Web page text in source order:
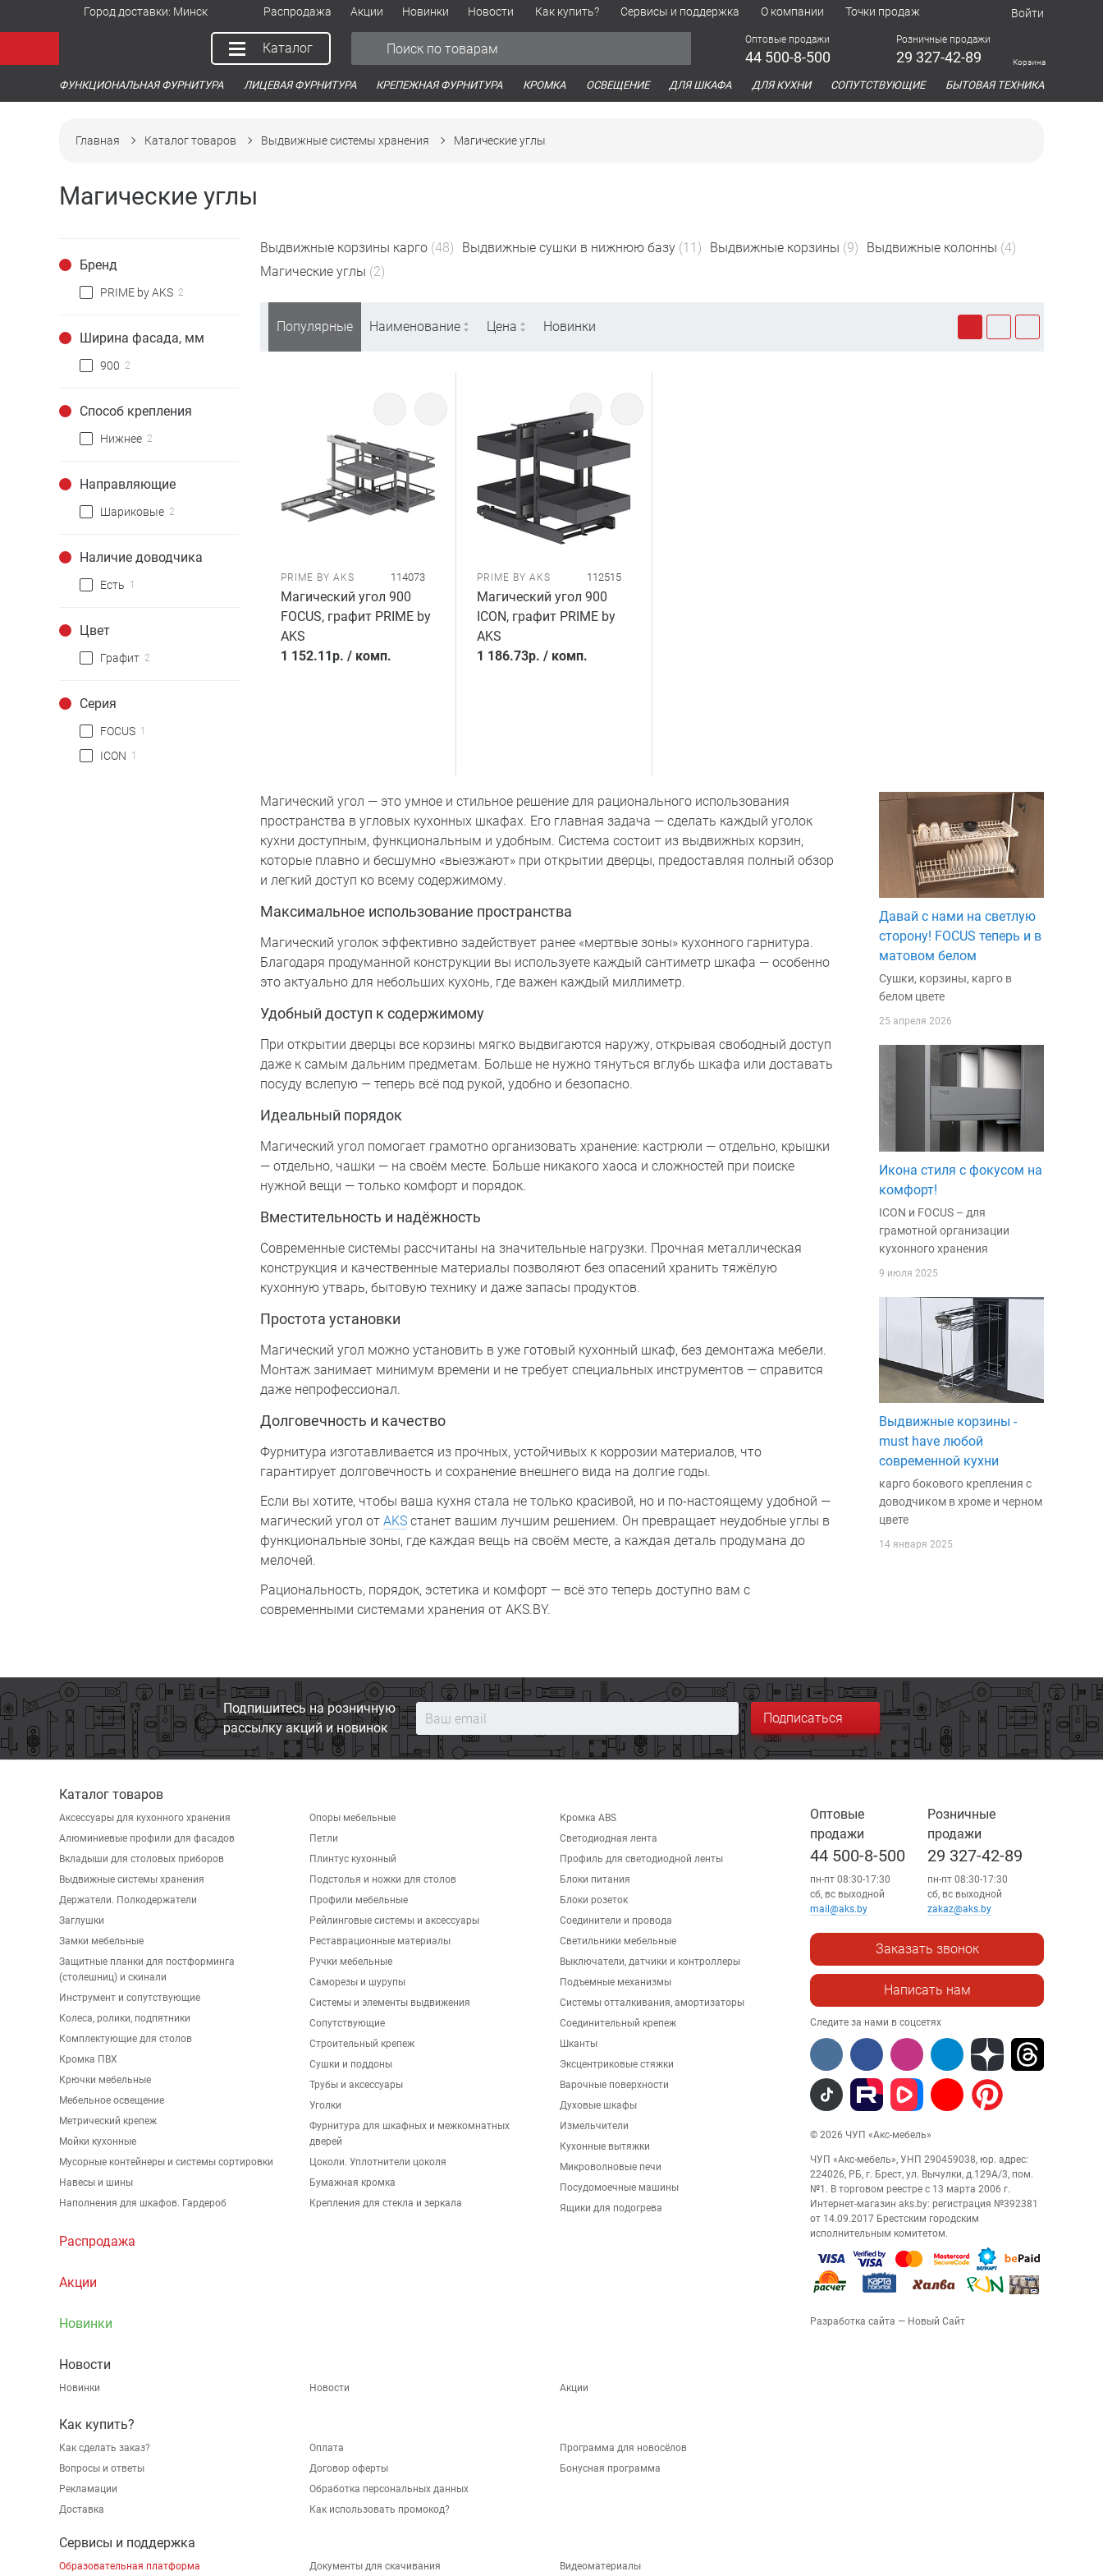
Город доставки: Минск Распродажа Акции Новинки Новости Как купить? Сервисы и поддержка О компании Точки продаж Войти
Каталог
Оптовые продажи
44 500-8-500
Розничные продажи
29 327-42-89 Корзина
ФУНКЦИОНАЛЬНАЯ ФУРНИТУРА ЛИЦЕВАЯ ФУРНИТУРА КРЕПЕЖНАЯ ФУРНИТУРА КРОМКА ОСВЕЩЕНИЕ ДЛЯ ШКАФА ДЛЯ КУХНИ СОПУТСТВУЮЩИЕ БЫТОВАЯ ТЕХНИКА
Главная Каталог товаров Выдвижные системы хранения Магические углы
Магические углы
Бренд
PRIME by AKS 2
Ширина фасада, мм
900 2
Способ крепления
Нижнее 2
Направляющие
Шариковые 2
Наличие доводчика
Есть 1
Цвет
Графит 2
Серия
FOCUS 1
ICON 1
Выдвижные корзины карго (48) Выдвижные сушки в нижнюю базу (11) Выдвижные корзины (9) Выдвижные колонны (4)
Магические углы (2)
Популярные Наименование Цена Новинки
PRIME BY AKS 114073
Магический угол 900
FOCUS, графит PRIME by
AKS
1 152.11р. / комп.
PRIME BY AKS 112515
Магический угол 900
ICON, графит PRIME by
AKS
1 186.73р. / комп.
Магический угол — это умное и стильное решение для рационального использования
пространства в угловых кухонных шкафах. Его главная задача — сделать каждый уголок
кухни доступным, функциональным и удобным. Система состоит из выдвижных корзин,
которые плавно и бесшумно «выезжают» при открытии дверцы, предоставляя полный обзор
и легкий доступ ко всему содержимому.
Максимальное использование пространства
Магический уголок эффективно задействует ранее «мертвые зоны» кухонного гарнитура.
Благодаря продуманной конструкции вы используете каждый сантиметр шкафа — особенно
это актуально для небольших кухонь, где важен каждый миллиметр.
Удобный доступ к содержимому
При открытии дверцы все корзины мягко выдвигаются наружу, открывая свободный доступ
даже к самым дальним предметам. Больше не нужно тянуться вглубь шкафа или доставать
посуду вслепую — теперь всё под рукой, удобно и безопасно.
Идеальный порядок
Магический угол помогает грамотно организовать хранение: кастрюли — отдельно, крышки
— отдельно, чашки — на своём месте. Больше никакого хаоса и сложностей при поиске
нужной вещи — только комфорт и порядок.
Вместительность и надёжность
Современные системы рассчитаны на значительные нагрузки. Прочная металлическая
конструкция и качественные материалы позволяют без опасений хранить тяжёлую
кухонную утварь, бытовую технику и даже запасы продуктов.
Простота установки
Магический угол можно установить в уже готовый кухонный шкаф, без демонтажа мебели.
Монтаж занимает минимум времени и не требует специальных инструментов — справится
даже непрофессионал.
Долговечность и качество
Фурнитура изготавливается из прочных, устойчивых к коррозии материалов, что
гарантирует долговечность и сохранение внешнего вида на долгие годы.
Если вы хотите, чтобы ваша кухня стала не только красивой, но и по-настоящему удобной —
магический угол от AKS станет вашим лучшим решением. Он превращает неудобные углы в
функциональные зоны, где каждая вещь на своём месте, а каждая деталь продумана до
мелочей.
Рациональность, порядок, эстетика и комфорт — всё это теперь доступно вам с
современными системами хранения от AKS.BY.
Давай с нами на светлую
сторону! FOCUS теперь и в
матовом белом
Сушки, корзины, карго в
белом цвете
25 апреля 2026
Икона стиля с фокусом на
комфорт!
ICON и FOCUS – для
грамотной организации
кухонного хранения
9 июля 2025
Выдвижные корзины -
must have любой
современной кухни
карго бокового крепления с
доводчиком в хроме и черном
цвете
14 января 2025
Подпишитесь на розничную
рассылку акций и новинок
Подписаться
Каталог товаров
Аксессуары для кухонного хранения
Алюминиевые профили для фасадов
Вкладыши для столовых приборов
Выдвижные системы хранения
Держатели. Полкодержатели
Заглушки
Замки мебельные
Защитные планки для постформинга
(столешниц) и скинали
Инструмент и сопутствующие
Колеса, ролики, подпятники
Комплектующие для столов
Кромка ПВХ
Крючки мебельные
Мебельное освещение
Метрический крепеж
Мойки кухонные
Мусорные контейнеры и системы сортировки
Навесы и шины
Наполнения для шкафов. Гардероб
Опоры мебельные
Петли
Плинтус кухонный
Подстолья и ножки для столов
Профили мебельные
Рейлинговые системы и аксессуары
Реставрационные материалы
Ручки мебельные
Саморезы и шурупы
Системы и элементы выдвижения
Сопутствующие
Строительный крепеж
Сушки и поддоны
Трубы и аксессуары
Уголки
Фурнитура для шкафных и межкомнатных
дверей
Цоколи. Уплотнители цоколя
Бумажная кромка
Крепления для стекла и зеркала
Кромка ABS
Светодиодная лента
Профиль для светодиодной ленты
Блоки питания
Блоки розеток
Соединители и провода
Светильники мебельные
Выключатели, датчики и контроллеры
Подъемные механизмы
Системы отталкивания, амортизаторы
Соединительный крепеж
Шканты
Эксцентриковые стяжки
Варочные поверхности
Духовые шкафы
Измельчители
Кухонные вытяжки
Микроволновые печи
Посудомоечные машины
Ящики для подогрева
Распродажа
Акции
Новинки
Новости
Новинки Новости Акции
Как купить?
Как сделать заказ?
Вопросы и ответы
Рекламации
Доставка
Оплата
Договор оферты
Обработка персональных данных
Как использовать промокод?
Программа для новосёлов
Бонусная программа
Сервисы и поддержка
Образовательная платформа Документы для скачивания Видеоматериалы
Оптовые
продажи
44 500-8-500
пн-пт 08:30-17:30
сб, вс выходной
mail@aks.by
Розничные
продажи
29 327-42-89
пн-пт 08:30-17:30
сб, вс выходной
zakaz@aks.by
Заказать звонок
Написать нам
Следите за нами в соцсетях
© 2026 ЧУП «Акс-мебель»
ЧУП «Акс-мебель», УНП 290459038, юр. адрес:
224026, РБ, г. Брест, ул. Вычулки, д.129А/3, пом.
№1. В торговом реестре с 13 марта 2006 г.
Интернет-магазин aks.by: регистрация №392381
от 14.09.2017 Брестским городским
исполнительным комитетом.
Разработка сайта — Новый Сайт